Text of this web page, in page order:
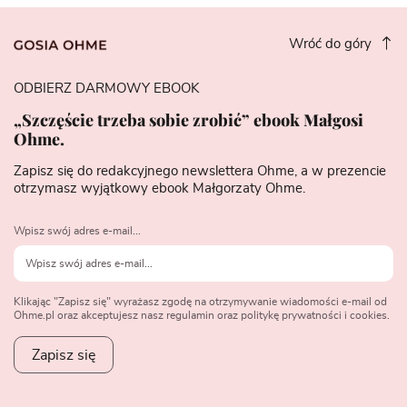
Wróć do góry
ODBIERZ DARMOWY EBOOK
„Szczęście trzeba sobie zrobić” ebook Małgosi
Ohme.
Zapisz się do redakcyjnego newslettera Ohme, a w prezencie
otrzymasz wyjątkowy ebook Małgorzaty Ohme.
Wpisz swój adres e-mail...
Klikając "Zapisz się" wyrażasz zgodę na otrzymywanie wiadomości e-mail od
Ohme.pl oraz akceptujesz nasz regulamin oraz politykę prywatności i cookies.
Zapisz się